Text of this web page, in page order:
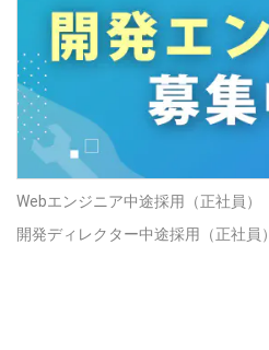
Webエンジニア中途採用（正社員）
開発ディレクター中途採用（正社員）